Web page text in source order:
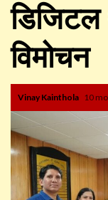
डिजिटल
विमोचन
Vinay Kainthola 10